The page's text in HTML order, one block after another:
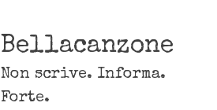
Bellacanzone
Non scrive. Informa.
Forte.